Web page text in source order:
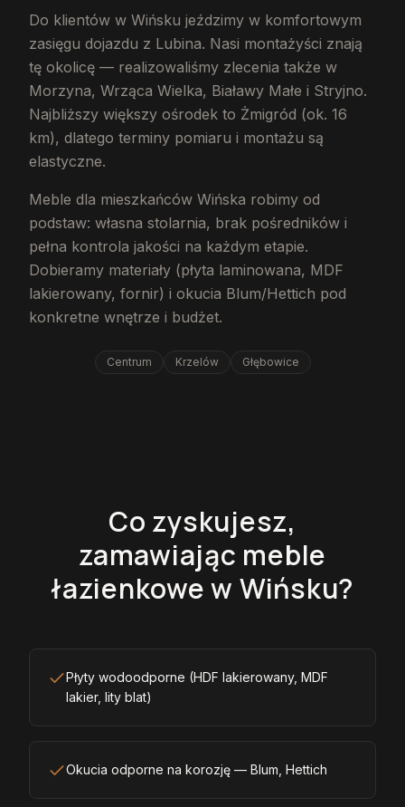
Do klientów w Wińsku jeździmy w komfortowym
zasięgu dojazdu z Lubina. Nasi montażyści znają
tę okolicę — realizowaliśmy zlecenia także w
Morzyna, Wrząca Wielka, Białawy Małe i Stryjno.
Najbliższy większy ośrodek to Żmigród (ok. 16
km), dlatego terminy pomiaru i montażu są
elastyczne.
Meble dla mieszkańców Wińska robimy od
podstaw: własna stolarnia, brak pośredników i
pełna kontrola jakości na każdym etapie.
Dobieramy materiały (płyta laminowana, MDF
lakierowany, fornir) i okucia Blum/Hettich pod
konkretne wnętrze i budżet.
Centrum Krzelów Głębowice
Co zyskujesz,
zamawiając meble
łazienkowe w Wińsku?
Płyty wodoodporne (HDF lakierowany, MDF
lakier, lity blat)
Okucia odporne na korozję — Blum, Hettich